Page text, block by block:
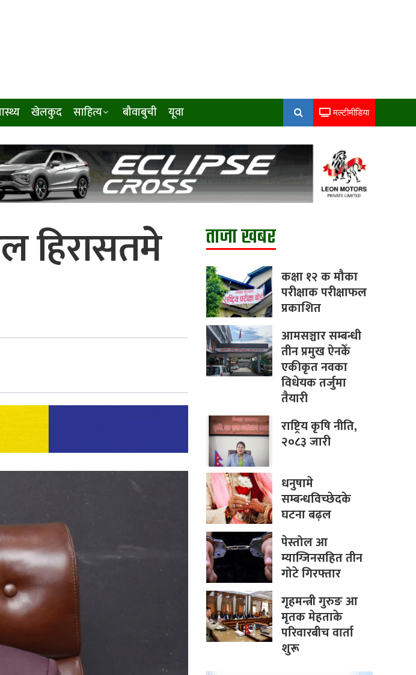
खेलकुद साहित्य बौवाबुची यूवा मल्टीमीडिया
हिरासतमे ताजा खबर
कक्षा १२ क मौका
परीक्षाक परीक्षाफल
प्रकाशित
आमसञ्चार सम्बन्धी
तीन प्रमुख ऐनकेँ
एकीकृत नवका
विधेयक तर्जुमा
तैयारी
राष्ट्रिय कृषि नीति,
२०८३ जारी
धनुषामे
सम्बन्धविच्छेदके
घटना बढ़ल
पेस्तोल आ
म्याग्जिनसहित तीन
गोटे गिरफ्तार
गृहमन्त्री गुरुङ आ
मृतक मेहताके
परिवारबीच वार्ता
शुरू